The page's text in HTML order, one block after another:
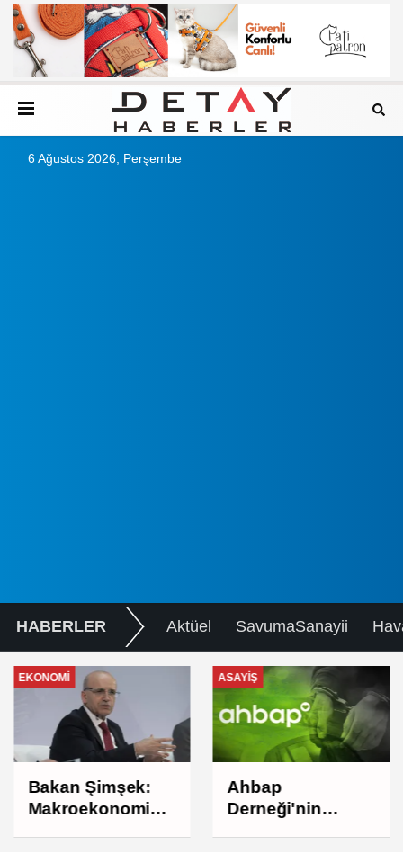
6 Ağustos 2026, Perşembe
HABERLER Aktüel SavumaSanayii
EKONOMI
Bakan Şimşek:
Makroekonomik
ASAYIŞ
Ahbap
Derneği'nin